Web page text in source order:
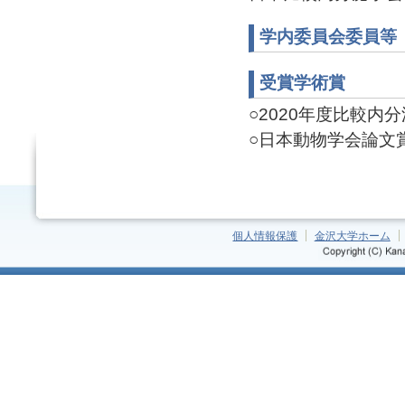
学内委員会委員等
受賞学術賞
○2020年度比較内
○日本動物学会論文
個人情報保護 金沢大学ホーム